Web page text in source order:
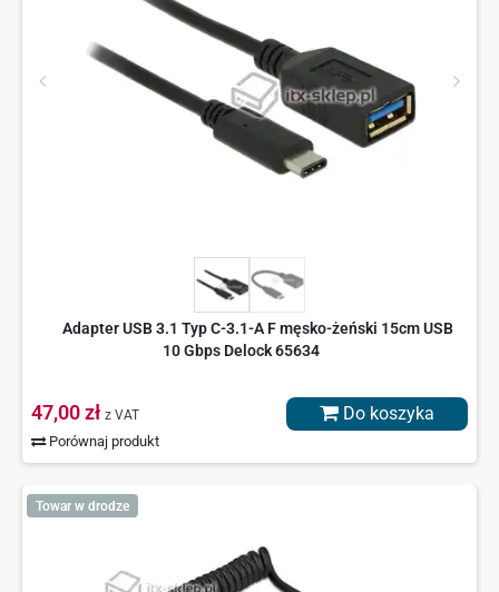
Adapter USB 3.1 Typ C-3.1-A F męsko-żeński 15cm USB
10 Gbps Delock 65634
47,00 zł z VAT
Porównaj produkt
Do koszyka
Towar w drodze